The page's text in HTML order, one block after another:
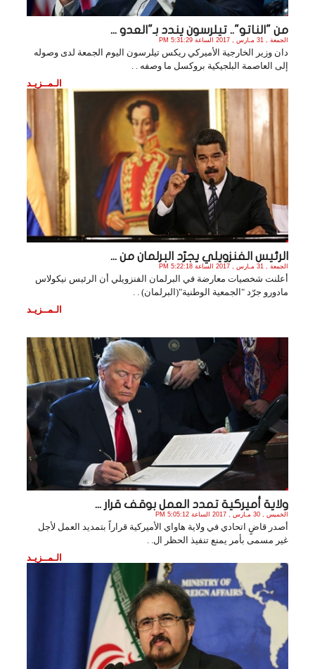
من "الناتو".. تيلرسون يندد بـ"العدو ...
الجمعة , 31 مـارس , 2017 الساعة 5:31:29 PM
دان وزير الخارجية الأميركي ريكس تيلرسون اليوم الجمعة لدى وصوله
إلى العاصمة البلجيكية بروكسل ما وصفه . .
الـمــزيـد
الرئيس الفنزويلي يجرّد البرلمان من ...
الجمعة , 31 مـارس , 2017 الساعة 5:22:18 PM
أعلنت شخصيات معارضة في البرلمان الفنزويلي أن الرئيس نيكولاس
مادورو جرّد "الجمعية الوطنية"(البرلمان) . .
الـمــزيـد
ولاية أميركية تمدد العمل بوقف قرار ...
الخميس , 30 مـارس , 2017 الساعة 5:05:12 PM
أصدر قاضٍ اتحادي في ولاية هاواي الأميركية قراراً بتمديد العمل لأجل
غير مسمى بأمر يمنع تنفيذ الحظر ال. .
الـمــزيـد